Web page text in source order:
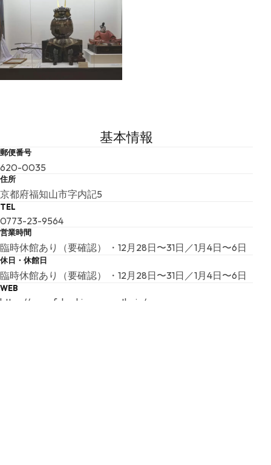
基本情報
郵便番号
620-0035
住所
京都府福知山市字内記5
TEL
0773-23-9564
営業時間
臨時休館あり（要確認） ・12月28日〜31日／1月4日〜6日
休日・休館日
臨時休館あり（要確認） ・12月28日〜31日／1月4日〜6日
WEB
https://www.fukuchiyamacastle.jp/